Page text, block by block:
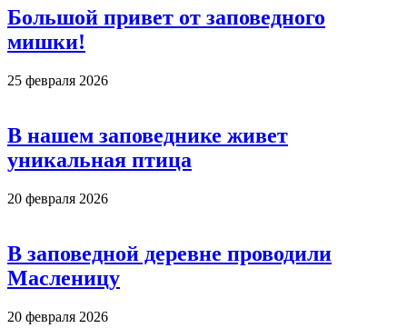
Большой привет от заповедного
мишки!
25 февраля 2026
В нашем заповеднике живет
уникальная птица
20 февраля 2026
В заповедной деревне проводили
Масленицу
20 февраля 2026